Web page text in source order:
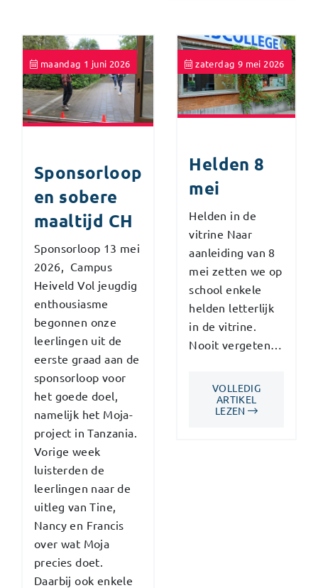
maandag 1 juni 2026
Sponsorloop
en sobere
maaltijd CH
Sponsorloop 13 mei
2026, Campus
Heiveld Vol jeugdig
enthousiasme
begonnen onze
leerlingen uit de
eerste graad aan de
sponsorloop voor
het goede doel,
namelijk het Moja-
project in Tanzania.
Vorige week
luisterden de
leerlingen naar de
uitleg van Tine,
Nancy en Francis
over wat Moja
precies doet.
Daarbij ook enkele
zaterdag 9 mei 2026
Helden 8
mei
Helden in de
vitrine Naar
aanleiding van 8
mei zetten we op
school enkele
helden letterlijk
in de vitrine.
Nooit vergeten…
VOLLEDIG
ARTIKEL
LEZEN